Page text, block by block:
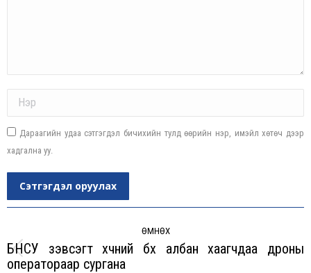
Дараагийн удаа сэтгэгдэл бичихийн тулд өөрийн нэр, имэйл хөтөч дээр
хадгална уу.
Сэтгэгдэл оруулах
navigation
ӨМНӨХ
Previous
БНСУ зэвсэгт хүчний бүх албан хаагчдаа дроны
оператораар сургана